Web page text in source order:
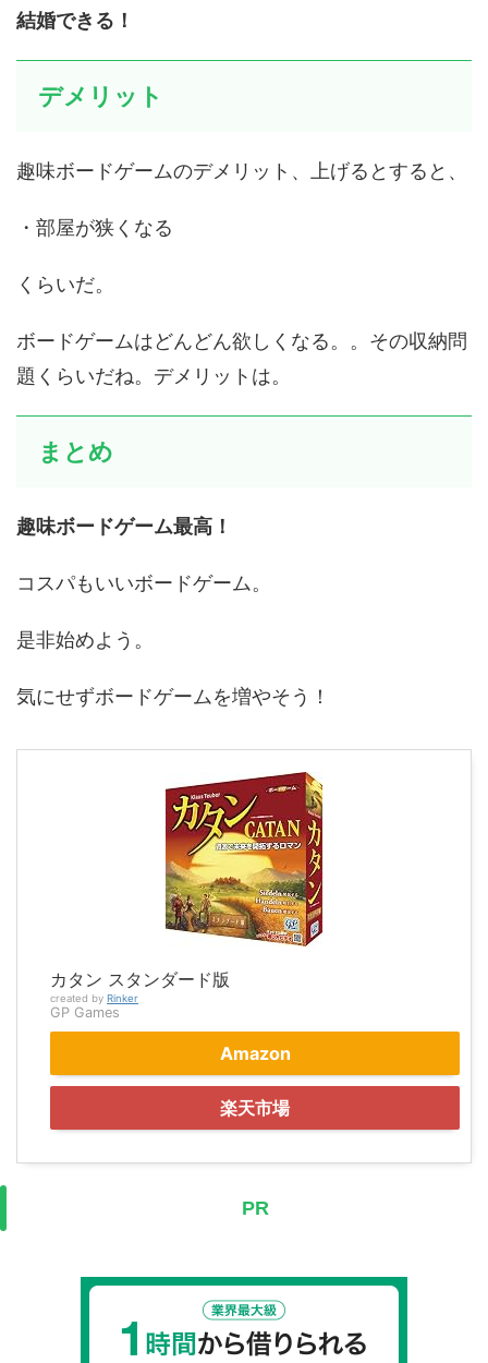
結婚できる！
デメリット
趣味ボードゲームのデメリット、上げるとすると、
・部屋が狭くなる
くらいだ。
ボードゲームはどんどん欲しくなる。。その収納問
題くらいだね。デメリットは。
まとめ
趣味ボードゲーム最高！
コスパもいいボードゲーム。
是非始めよう。
気にせずボードゲームを増やそう！
カタン スタンダード版
created by Rinker
GP Games
Amazon
楽天市場
PR